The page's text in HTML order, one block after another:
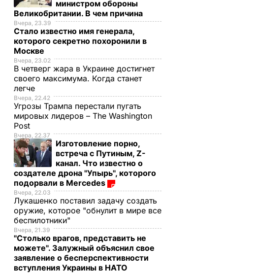
министром обороны
Великобритании. В чем причина
Вчера, 23.39
Стало известно имя генерала,
которого секретно похоронили в
Москве
Вчера, 23.02
В четверг жара в Украине достигнет
своего максимума. Когда станет
легче
Вчера, 22.42
Угрозы Трампа перестали пугать
мировых лидеров – The Washington
Post
Вчера, 22.37
Изготовление порно,
встреча с Путиным, Z-
канал. Что известно о
создателе дрона "Упырь", которого
подорвали в Mercedes
Вчера, 22.03
Лукашенко поставил задачу создать
оружие, которое "обнулит в мире все
беспилотники"
Вчера, 21.39
"Столько врагов, представить не
можете". Залужный объяснил свое
заявление о бесперспективности
вступления Украины в НАТО